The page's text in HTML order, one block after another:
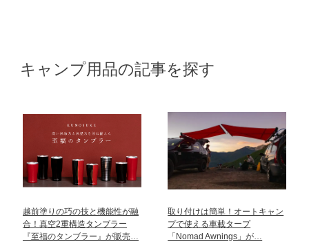
キャンプ用品の記事を探す
越前塗りの巧の技と機能性が融
合！真空2重構造タンブラー
『至福のタンブラー』が販売…
取り付けは簡単！オートキャン
プで使える車載タープ
「Nomad Awnings」が…